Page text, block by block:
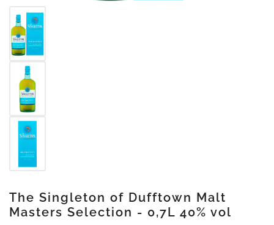
The Singleton of Dufftown Malt
Masters Selection - 0,7L 40% vol